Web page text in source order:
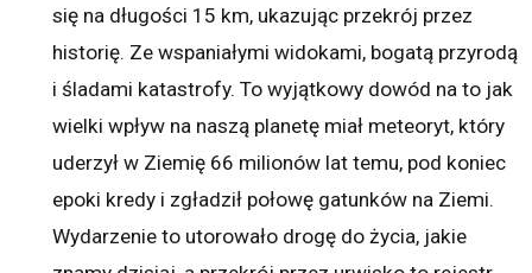
się na długości 15 km, ukazując przekrój przez
historię. Ze wspaniałymi widokami, bogatą przyrodą
i śladami katastrofy. To wyjątkowy dowód na to jak
wielki wpływ na naszą planetę miał meteoryt, który
uderzył w Ziemię 66 milionów lat temu, pod koniec
epoki kredy i zgładził połowę gatunków na Ziemi.
Wydarzenie to utorowało drogę do życia, jakie